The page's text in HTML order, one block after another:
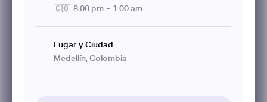
🇨🇴 8:00 pm - 1:00 am
Lugar y Ciudad
Medellín, Colombia